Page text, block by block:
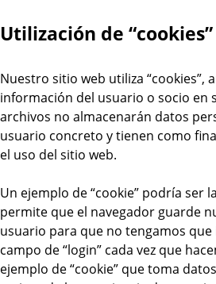
Utilización de “cookies”
Nuestro sitio web utiliza “cookies”,
información del usuario o socio en
archivos no almacenarán datos
usuario concreto y tienen como
el uso del sitio web.
Un ejemplo de “cookie” podría ser
permite que el navegador guarde
usuario para que no tengamos
campo de “login” cada vez que
ejemplo de “cookie” que toma